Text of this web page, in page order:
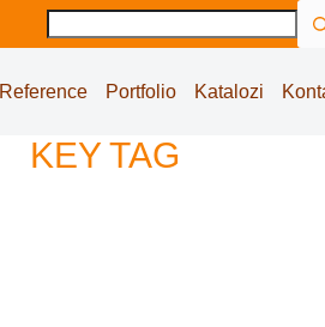
Reference Portfolio Katalozi
KEY TAG